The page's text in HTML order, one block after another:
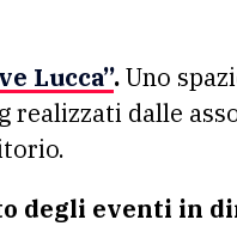
Lucca”.Uno
dalle
degli eventi in